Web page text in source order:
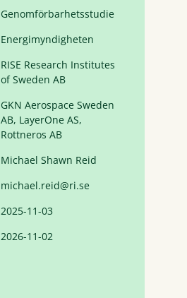
Genomförbarhetsstudie
Energimyndigheten
RISE Research Institutes
of Sweden AB
GKN Aerospace Sweden
AB, LayerOne AS,
Rottneros AB
Michael Shawn Reid
michael.reid@ri.se
2025-11-03
2026-11-02